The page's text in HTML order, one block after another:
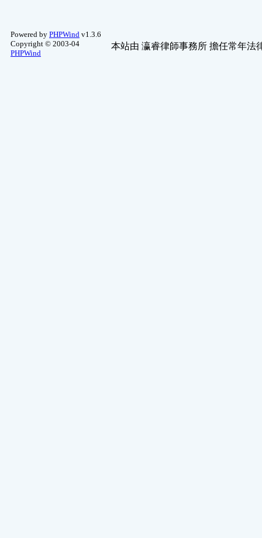
Powered by PHPWind v1.3.6
Copyright © 2003-04
PHPWind
本站由 瀛睿律師事務所 擔任常年法